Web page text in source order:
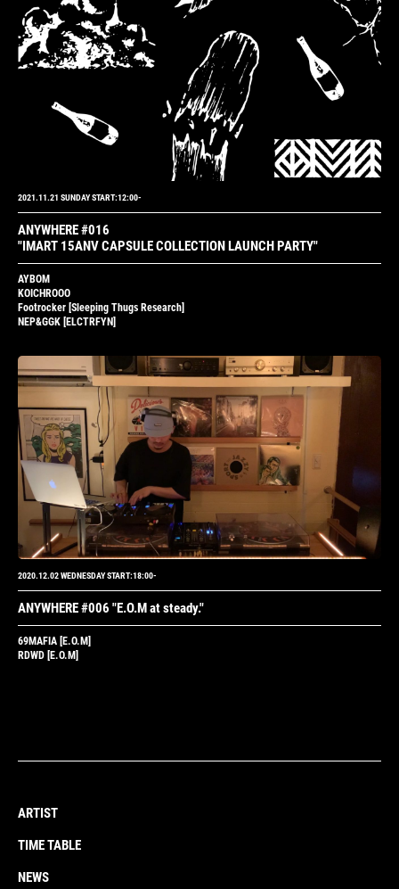
2021.11.21 SUNDAY START:12:00-
ANYWHERE #016
"IMART 15ANV CAPSULE COLLECTION LAUNCH PARTY"
AYBOM
KOICHROOO
Footrocker [Sleeping Thugs Research]
NEP&GGK [ELCTRFYN]
2020.12.02 WEDNESDAY START:18:00-
ANYWHERE #006 "E.O.M at steady."
69MAFIA [E.O.M]
RDWD [E.O.M]
ARTIST
TIME TABLE
NEWS